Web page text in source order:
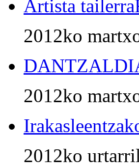
Artista
2012ko
2012ko
2012ko